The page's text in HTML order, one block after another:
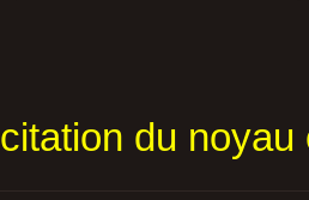
du noyau